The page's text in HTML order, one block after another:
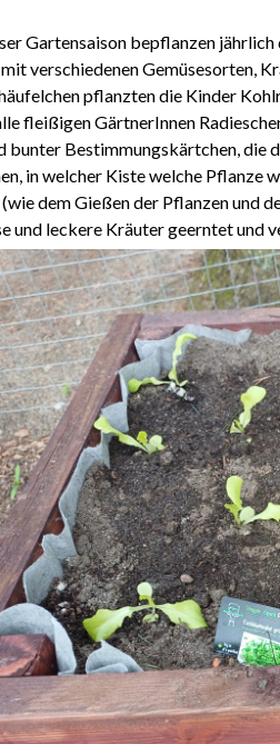
Gartensaison bepflanzen
verschiedenen Gemüsesorten,
pflanzten die Kinder
fleißigen GärtnerInnen
bunter Bestimmungskärtchen, die
in welcher Kiste welche Pflanze
dem Gießen der Pflanzen und
und leckere Kräuter geerntet und